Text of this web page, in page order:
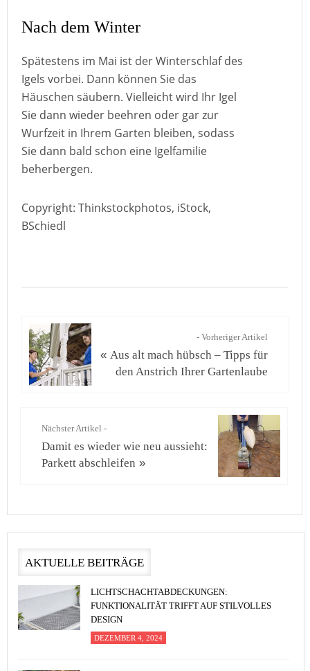
Nach dem Winter
Spätestens im Mai ist der Winterschlaf des
Igels vorbei. Dann können Sie das
Häuschen säubern. Vielleicht wird Ihr Igel
Sie dann wieder beehren oder gar zur
Wurfzeit in Ihrem Garten bleiben, sodass
Sie dann bald schon eine Igelfamilie
beherbergen.
Copyright: Thinkstockphotos, iStock,
BSchiedl
- Vorheriger Artikel
«Aus alt mach hübsch – Tipps für
den Anstrich Ihrer Gartenlaube
Nächster Artikel -
Damit es wieder wie neu aussieht:
Parkett abschleifen »
AKTUELLE BEITRÄGE
LICHTSCHACHTABDECKUNGEN:
FUNKTIONALITÄT TRIFFT AUF STILVOLLES
DESIGN
DEZEMBER 4, 2024